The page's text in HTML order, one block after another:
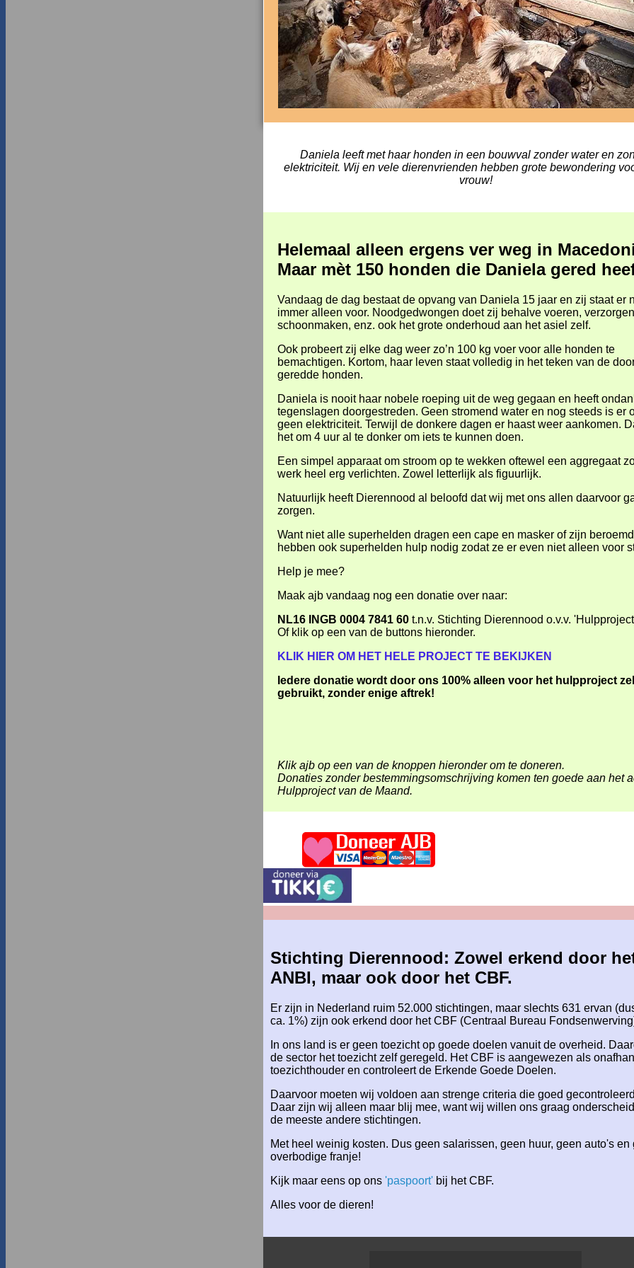
Daniela leeft met haar honden in een bouwval zonder water en
elektriciteit. Wij en vele dierenvrienden hebben grote bewondering
vrouw!
Helemaal alleen ergens ver weg in
Maar mèt 150 honden die Daniela gered
Vandaag de dag bestaat de opvang van Daniela 15 jaar en zij staat er
immer alleen voor. Noodgedwongen doet zij behalve voeren,
schoonmaken, enz. ook het grote onderhoud aan het asiel zelf.
Ook probeert zij elke dag weer zo’n 100 kg voer voor alle honden te
bemachtigen. Kortom, haar leven staat volledig in het teken van de
geredde honden.
Daniela is nooit haar nobele roeping uit de weg gegaan en heeft
tegenslagen doorgestreden. Geen stromend water en nog steeds is er
geen elektriciteit. Terwijl de donkere dagen er haast weer aankomen.
het om 4 uur al te donker om iets te kunnen doen.
Een simpel apparaat om stroom op te wekken oftewel een aggregaat
werk heel erg verlichten. Zowel letterlijk als figuurlijk.
Natuurlijk heeft Dierennood al beloofd dat wij met ons allen daarvoor
zorgen.
Want niet alle superhelden dragen een cape en masker of zijn
hebben ook superhelden hulp nodig zodat ze er even niet alleen voor
Help je mee?
Maak ajb vandaag nog een donatie over naar:
NL16 INGB 0004 7841 60 t.n.v. Stichting Dierennood o.v.v.
Of klik op een van de buttons hieronder.
KLIK HIER OM HET HELE PROJECT TE BEKIJKEN
Iedere donatie wordt door ons 100% alleen voor het hulpproject
gebruikt, zonder enige aftrek!
Klik ajb op een van de knoppen hieronder om te doneren.
Donaties zonder bestemmingsomschrijving komen ten goede aan het
Hulpproject van de Maand.
Stichting Dierennood: Zowel erkend door
ANBI, maar ook door het CBF.
Er zijn in Nederland ruim 52.000 stichtingen, maar slechts 631 ervan
ca. 1%) zijn ook erkend door het CBF (Centraal Bureau
In ons land is er geen toezicht op goede doelen vanuit de overheid.
de sector het toezicht zelf geregeld. Het CBF is aangewezen als
toezichthouder en controleert de Erkende Goede Doelen.
Daarvoor moeten wij voldoen aan strenge criteria die goed
Daar zijn wij alleen maar blij mee, want wij willen ons graag
de meeste andere stichtingen.
Met heel weinig kosten. Dus geen salarissen, geen huur, geen auto's en
overbodige franje!
Kijk maar eens op ons 'paspoort' bij het CBF.
Alles voor de dieren!